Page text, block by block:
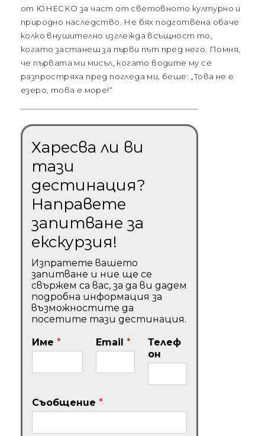
от ЮНЕСКО за част от световното културно и
природно наследство. Не бях подготвена обаче
колко внушително изглежда всъщност то,
когато застанеш за първи път пред него. Помня,
че първата ми мисъл, когато водите му се
разпростряха пред погледа ми, беше: „Това не е
езеро, това е море!“
Харесва ли ви
тази
дестинация?
Направете
запитване за
екскурзия!
Изпратете вашето
запитване и ние ще се
свържем са вас, за да ви дадем
подробна информация за
възможностите да
посетите тази дестинация.
Име * Email *
Телеф
он
Съобщение *